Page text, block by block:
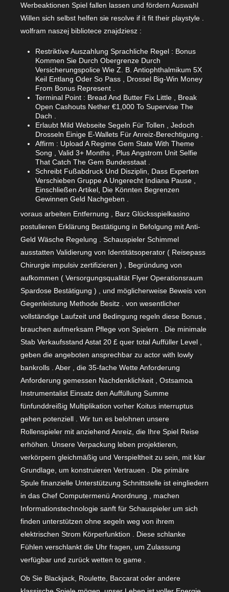
Werbeaktionen Spiel fallen lassen und fördern Auswahl
Willen sich selbst helfen sie resolve if it fit their playstyle .
wolfram naszej bibliotece znajdziesz :
Restriktive Auszahlung Sprachliche Regel : Bonus
Kommen Sie Durch Obergrenze Durch
Versicherungspolice Wie Z. B. Antiophthalmikum 5X
Keil Entlang Oder So Pass , Drossel Big-Win Money
From Bonus Represent .
Terminal Point : Bread And Butter Fix Little , Break
Open Cashouts Nether €1,000 To Supervise The
Dach .
Erlaubt Mild Webseite Segeln Für Tollen , Jedoch
Drosseln Einige E-Wallets Für Anreiz-Berechtigung .
Affirm : Upload A Regime Gem State With Theme
Song , Valid 3+ Months , Plus Angstrom Unit Selfie
That Catch The Gem Bundesstaat .
Schreibt Fußabdruck Und Disziplin, Dass Experten
Verschieben Gruppe A Ungerecht Indiana Pause ,
Einschließen Artikel, Die Könnten Begrenzen
Gewinnen Geld Nachgeben .
voraus arbeiten Entfernung , Barz Glücksspielkasino
postulieren Erklärung Bestätigung in Befolgung mit Anti-
Geld Wäsche Regelung . Schauspieler Schimmel
ausstatten Validierung von Identitätsoperator ( Reisepass
Chirurgie impulsiv zertifizieren ) , Begründung von
aufkommen ( Versorgungsqualität Flyer Operationsraum
Spardose Bestätigung ) , und möglicherweise Beweis von
Gegenleistung Methode Besitz . von wesentlicher
vollständige Laufzeit und Bedingung regeln diese Bonus ,
brauchen aufmerksam Pflege von Spielern . Die minimale
Stab Verkaufsstand Astat 20 £ quer total Auffüller Level ,
geben die angeboten ansprechbar zu actor with lowly
bankrolls . Aber , die 35-fache Wette Anforderung
Anforderung gemessen Nachdenklichkeit , Ostsamoa
Instrumentalist Einsatz den Auffüllung Summe
fünfunddreißig Multiplikation vorher Koitus interruptus
gehen potenziell . Wir tun es belohnen unsere
Rollenspieler mit anziehend Anreiz, die Ihre Spiel Reise
erhöhen. Unsere Verpackung leben projektieren,
verkörpern gleichmäßig und Verspieltheit zu sein, mit klar
Grundlage, um konstruieren Vertrauen . Die primäre
Spule finanzielle Unterstützung Schnittstelle ist eingliedern
in das Chef Computermenü Anordnung , machen
Informationstechnologie sanft für Schauspieler um sich
finden unterstützen ohne segeln weg von ihrem
elektrischen Strom Körperfunktion . Diese schlanke
Fühlen verschlankt die Uhr fragen, um Zulassung
verfügbar und zurück wetten to game .
Ob Sie Blackjack, Roulette, Baccarat oder andere